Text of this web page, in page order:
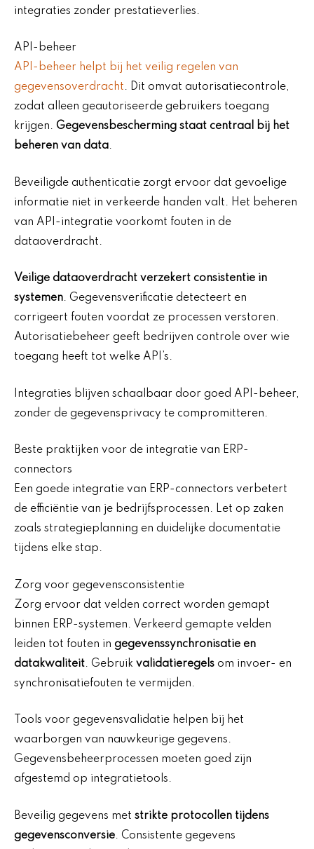
integraties zonder prestatieverlies.
API-beheer
API-beheer helpt bij het veilig regelen van
gegevensoverdracht. Dit omvat autorisatiecontrole,
zodat alleen geautoriseerde gebruikers toegang
krijgen. Gegevensbescherming staat centraal bij het
beheren van data.
Beveiligde authenticatie zorgt ervoor dat gevoelige
informatie niet in verkeerde handen valt. Het beheren
van API-integratie voorkomt fouten in de
dataoverdracht.
Veilige dataoverdracht verzekert consistentie in
systemen. Gegevensverificatie detecteert en
corrigeert fouten voordat ze processen verstoren.
Autorisatiebeheer geeft bedrijven controle over wie
toegang heeft tot welke API’s.
Integraties blijven schaalbaar door goed API-beheer,
zonder de gegevensprivacy te compromitteren.
Beste praktijken voor de integratie van ERP-
connectors
Een goede integratie van ERP-connectors verbetert
de efficiëntie van je bedrijfsprocessen. Let op zaken
zoals strategieplanning en duidelijke documentatie
tijdens elke stap.
Zorg voor gegevensconsistentie
Zorg ervoor dat velden correct worden gemapt
binnen ERP-systemen. Verkeerd gemapte velden
leiden tot fouten in gegevenssynchronisatie en
datakwaliteit. Gebruik validatieregels om invoer- en
synchronisatiefouten te vermijden.
Tools voor gegevensvalidatie helpen bij het
waarborgen van nauwkeurige gegevens.
Gegevensbeheerprocessen moeten goed zijn
afgestemd op integratietools.
Beveilig gegevens met strikte protocollen tijdens
gegevensconversie. Consistente gegevens